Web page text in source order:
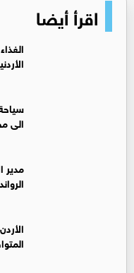
اقرأ أيضا
الى
مدير